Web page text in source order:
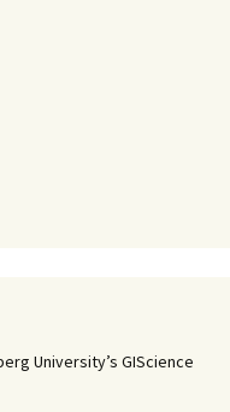
University’s GIScience